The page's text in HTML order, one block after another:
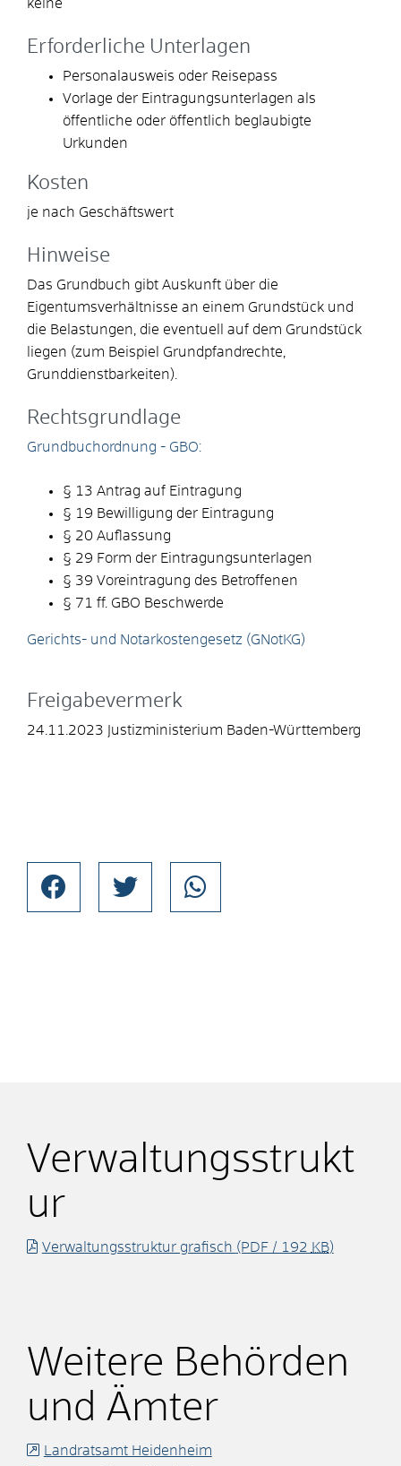
keine
Erforderliche Unterlagen
Personalausweis oder Reisepass
Vorlage der Eintragungsunterlagen als
öffentliche oder öffentlich beglaubigte
Urkunden
Kosten
je nach Geschäftswert
Hinweise
Das Grundbuch gibt Auskunft über die
Eigentumsverhältnisse an einem Grundstück und
die Belastungen, die eventuell auf dem Grundstück
liegen (zum Beispiel Grundpfandrechte,
Grunddienstbarkeiten).
Rechtsgrundlage
Grundbuchordnung - GBO:
§ 13 Antrag auf Eintragung
§ 19 Bewilligung der Eintragung
§ 20 Auflassung
§ 29 Form der Eintragungsunterlagen
§ 39 Voreintragung des Betroffenen
§ 71 ff. GBO Beschwerde
Gerichts- und Notarkostengesetz (GNotKG)
Freigabevermerk
24.11.2023 Justizministerium Baden-Württemberg
Verwaltungsstrukt
ur
Verwaltungsstruktur grafisch (PDF / 192 KB)
Weitere Behörden
und Ämter
Landratsamt Heidenheim